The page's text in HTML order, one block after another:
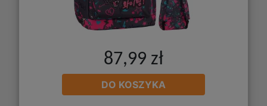
87,99 zł
DO KOSZYKA